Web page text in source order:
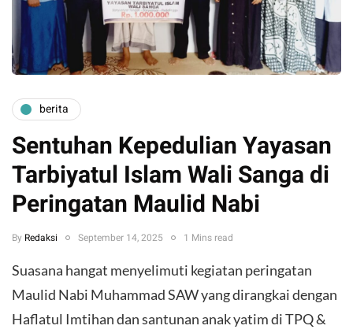
berita
Sentuhan Kepedulian Yayasan
Tarbiyatul Islam Wali Sanga di
Peringatan Maulid Nabi
By Redaksi September 14, 2025 1 Mins read
Suasana hangat menyelimuti kegiatan peringatan
Maulid Nabi Muhammad SAW yang dirangkai dengan
Haflatul Imtihan dan santunan anak yatim di TPQ &